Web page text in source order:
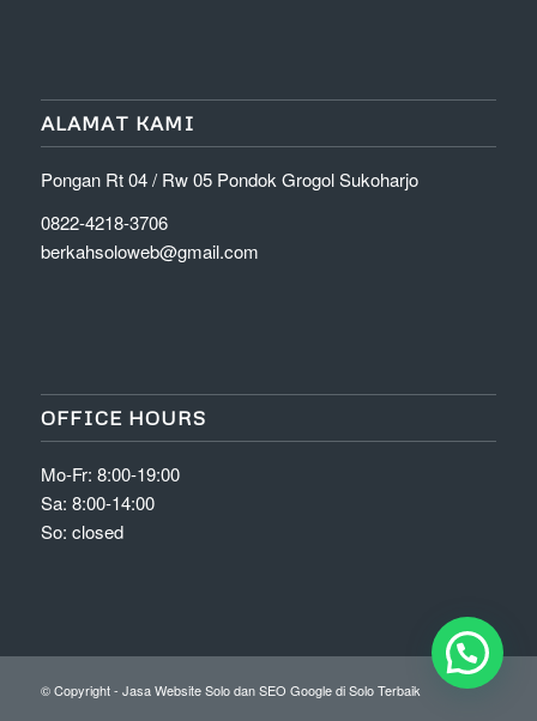
ALAMAT KAMI
Pongan Rt 04 / Rw 05 Pondok Grogol Sukoharjo
0822-4218-3706
berkahsoloweb@gmail.com
OFFICE HOURS
Mo-Fr: 8:00-19:00
Sa: 8:00-14:00
So: closed
© Copyright - Jasa Website Solo dan SEO Google di Solo Terbaik